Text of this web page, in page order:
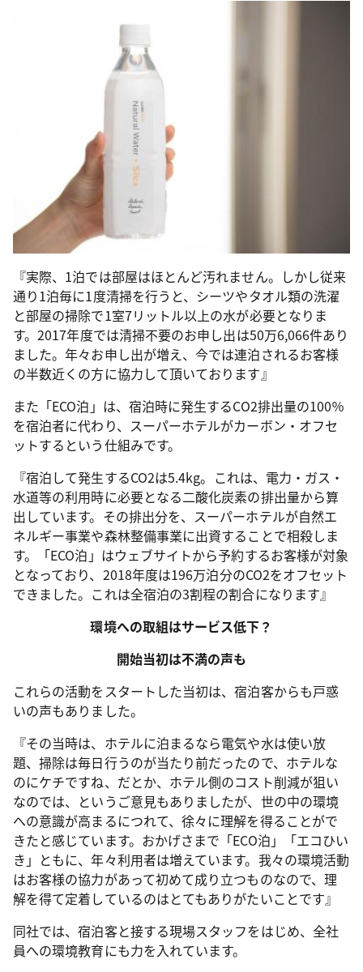
『実際、1泊では部屋はほとんど汚れません。しかし従来
通り1泊毎に1度清掃を行うと、シーツやタオル類の洗濯
と部屋の掃除で1室7リットル以上の水が必要となりま
す。2017年度では清掃不要のお申し出は50万6,066件あり
ました。年々お申し出が増え、今では連泊されるお客様
の半数近くの方に協力して頂いております』
また「ECO泊」は、宿泊時に発生するCO2排出量の100％
を宿泊者に代わり、スーパーホテルがカーボン・オフセ
ットするという仕組みです。
『宿泊して発生するCO2は5.4kg。これは、電力・ガス・
水道等の利用時に必要となる二酸化炭素の排出量から算
出しています。その排出分を、スーパーホテルが自然エ
ネルギー事業や森林整備事業に出資することで相殺しま
す。「ECO泊」はウェブサイトから予約するお客様が対象
となっており、2018年度は196万泊分のCO2をオフセット
できました。これは全宿泊の3割程の割合になります』
環境への取組はサービス低下？
開始当初は不満の声も
これらの活動をスタートした当初は、宿泊客からも戸惑
いの声もありました。
『その当時は、ホテルに泊まるなら電気や水は使い放
題、掃除は毎日行うのが当たり前だったので、ホテルな
のにケチですね、だとか、ホテル側のコスト削減が狙い
なのでは、というご意見もありましたが、世の中の環境
への意識が高まるにつれて、徐々に理解を得ることがで
きたと感じています。おかげさまで「ECO泊」「エコひい
き」ともに、年々利用者は増えています。我々の環境活動
はお客様の協力があって初めて成り立つものなので、理
解を得て定着しているのはとてもありがたいことです』
同社では、宿泊客と接する現場スタッフをはじめ、全社
員への環境教育にも力を入れています。